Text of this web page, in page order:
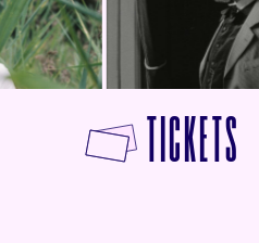
TICKETS